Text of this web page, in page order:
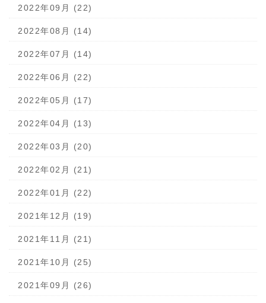
2022年09月 (22)
2022年08月 (14)
2022年07月 (14)
2022年06月 (22)
2022年05月 (17)
2022年04月 (13)
2022年03月 (20)
2022年02月 (21)
2022年01月 (22)
2021年12月 (19)
2021年11月 (21)
2021年10月 (25)
2021年09月 (26)